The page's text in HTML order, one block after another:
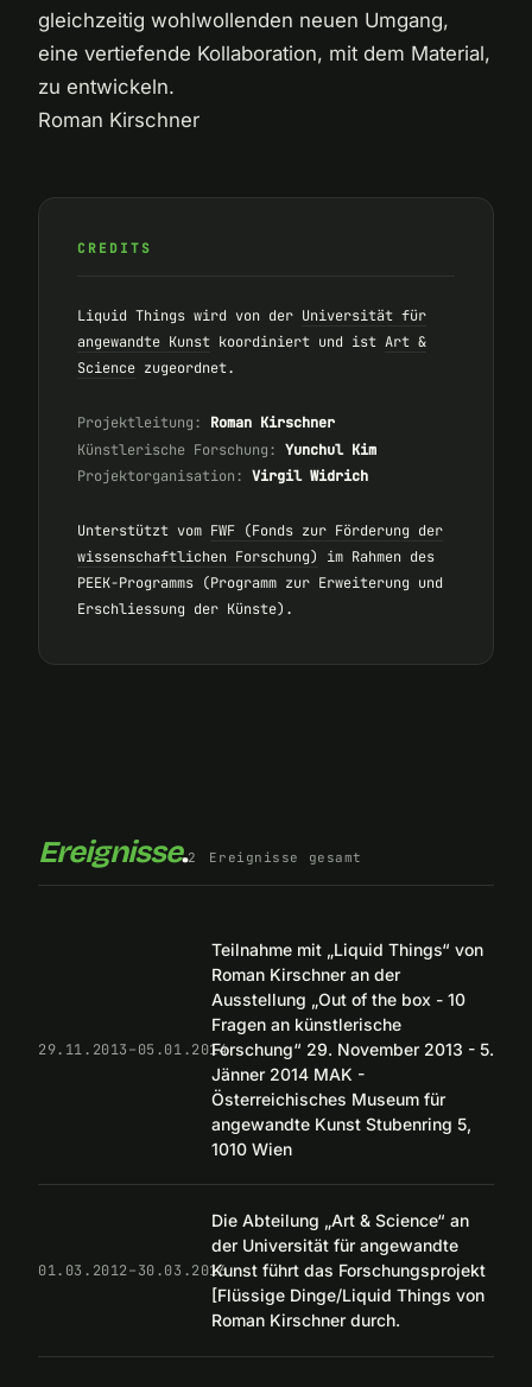
gleichzeitig wohlwollenden neuen Umgang,
eine vertiefende Kollaboration, mit dem Material,
zu entwickeln.
Roman Kirschner
CREDITS
Liquid Things wird von der Universität für
angewandte Kunst koordiniert und ist Art &
Science zugeordnet.
Projektleitung:
Roman Kirschner
Künstlerische Forschung: Yunchul Kim
Projektorganisation: Virgil Widrich
Unterstützt vom FWF (Fonds zur Förderung der
wissenschaftlichen Forschung)
im Rahmen des
PEEK-Programms (Programm zur Erweiterung und
Erschliessung der Künste).
Ereignisse.2 Ereignisse gesamt
29.11.2013–05.01.2014
Teilnahme mit „Liquid Things“ von
Roman Kirschner an der
Ausstellung „Out of the box - 10
Fragen an künstlerische
Forschung“ 29. November 2013 - 5.
Jänner 2014 MAK -
Österreichisches Museum für
angewandte Kunst Stubenring 5,
1010 Wien
01.03.2012–30.03.2016
Die Abteilung „Art & Science“ an
der Universität für angewandte
Kunst führt das Forschungsprojekt
[Flüssige Dinge/Liquid Things von
Roman Kirschner durch.